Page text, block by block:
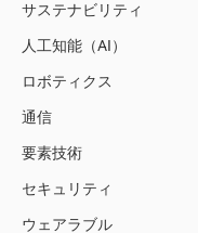
サステナビリティ
人工知能（AI）
ロボティクス
通信
要素技術
セキュリティ
ウェアラブル